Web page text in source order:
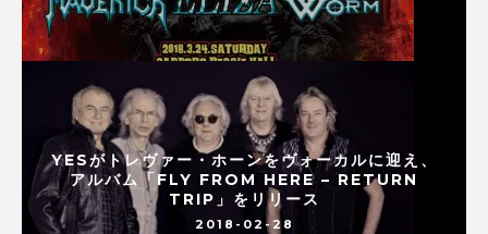
YESがトレヴァー・ホーンをヴォーカルに迎え、
アルバム「FLY FROM HERE – RETURN
TRIP」をリリース
2018-02-28